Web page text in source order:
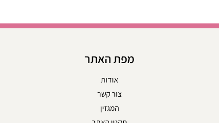
מפת האתר
אודות
צור קשר
המגזין